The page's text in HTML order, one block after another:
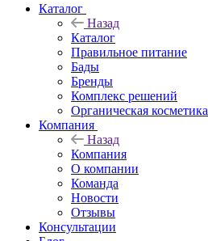
Каталог
Назад
Каталог
Правильное питание
Бады
Бренды
Комплекс решений
Органическая косметика
Компания
Назад
Компания
О компании
Команда
Новости
Отзывы
Консультации